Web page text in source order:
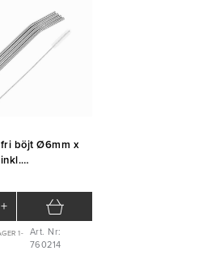
böjt Ø6mm x
+
1-
Art. Nr:
760214